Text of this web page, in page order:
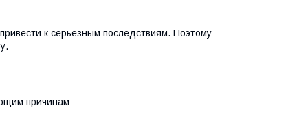
к серьёзным последствиям. Поэтому
причинам: